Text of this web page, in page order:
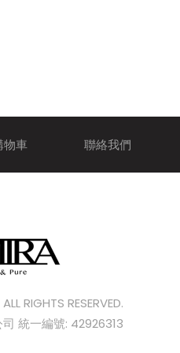
物車 聯絡我們
RIGHTS RESERVED.
統一編號: 42926313